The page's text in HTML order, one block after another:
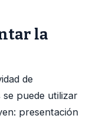
la
de
se puede utilizar
presentación